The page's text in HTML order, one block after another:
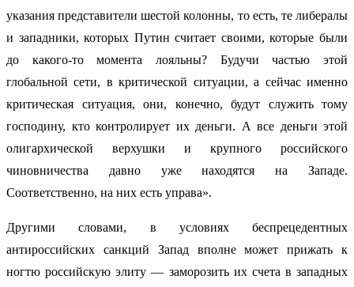
указания представители шестой колонны, то есть, те либералы
и западники, которых Путин считает своими, которые были
до какого-то момента лояльны? Будучи частью этой
глобальной сети, в критической ситуации, а сейчас именно
критическая ситуация, они, конечно, будут служить тому
господину, кто контролирует их деньги. А все деньги этой
олигархической верхушки и крупного российского
чиновничества давно уже находятся на Западе.
Соответственно, на них есть управа».
Другими словами, в условиях беспрецедентных
антироссийских санкций Запад вполне может прижать к
ногтю российскую элиту — заморозить их счета в западных